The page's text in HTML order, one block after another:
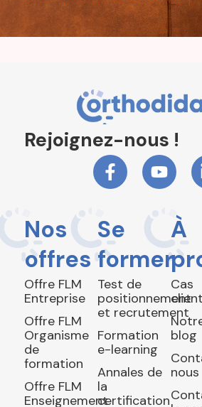
Rejoignez-nous !
Nos
offres
Offre FLM
Entreprise
Offre FLM
Organisme
de
formation
Offre FLM
Enseignement
Se
former
Test de
positionnement
et recrutement
Formation
e-learning
Annales de
la
certification
À
Cas
blog
nous